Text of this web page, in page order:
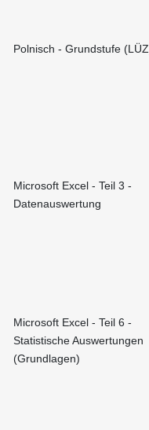
Polnisch - Grundstufe
Microsoft Excel - Teil 3 -
Datenauswertung
Microsoft Excel - Teil 6 -
Statistische Auswertungen
(Grundlagen)